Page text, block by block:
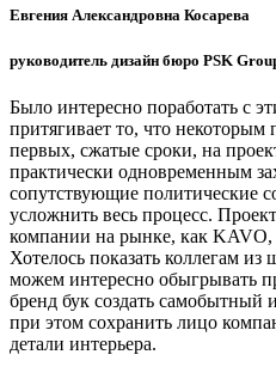
Евгения Александровна Косарева
руководитель дизайн бюро PSK
Было интересно поработать с
притягивает то, что
первых, сжатые сроки, на
практически одновременным
сопутствующие политические
усложнить весь процесс.
компании на рынке, как KAVO,
Хотелось показать коллегам
можем интересно обыгрывать
бренд бук создать самобытный
при этом сохранить лицо
детали интерьера.